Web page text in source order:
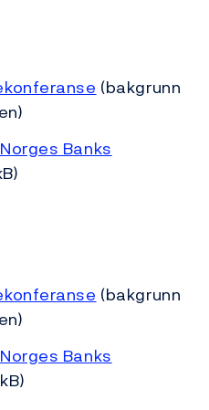
(bakgrunn
Banks
(bakgrunn
Banks